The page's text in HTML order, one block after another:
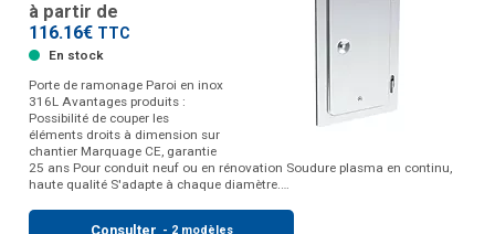
à partir de
116.16€ TTC
En stock
Porte de ramonage Paroi en inox
316L Avantages produits :
Possibilité de couper les
éléments droits à dimension sur
chantier Marquage CE, garantie
25 ans Pour conduit neuf ou en rénovation Soudure plasma en continu,
haute qualité S'adapte à chaque diamètre.…
Consulter - 2 modèles